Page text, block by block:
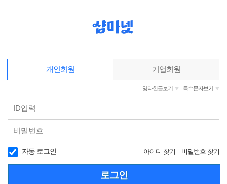
개인회원 기업회원
영타한글보기 특수문자보기
자동 로그인 아이디 찾기 비밀번호 찾기
로그인